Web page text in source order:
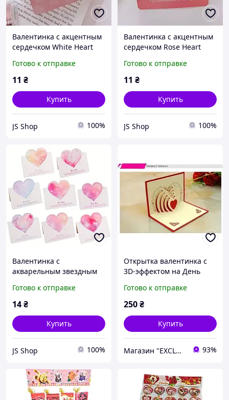
Валентинка с акцентным
сердечком White Heart
Готово к отправке
11 ₴
Купить
JS Shop 100%
Валентинка с акцентным
сердечком Rose Heart
Готово к отправке
11 ₴
Купить
JS Shop 100%
Валентинка с
акварельным звездным
Готово к отправке
14₴
Купить
JS Shop 100%
Открытка валентинка с
3D-эффектом на День
рождение, свадьбу
Готово к отправке
250₴
Купить
Магазин "EXCLUSIVE" - Оригинальные Подарки Для Всех 93%